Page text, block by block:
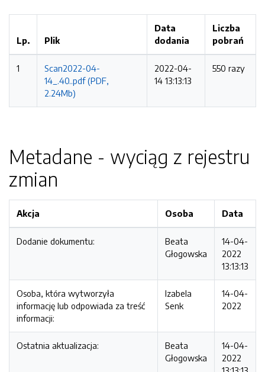
Lp. Plik
Data
dodania
Liczba
pobrań
1
Scan2022-04-
14_.40..pdf (PDF,
2.24Mb)
2022-04-
14 13:13:13
550 razy
Metadane - wyciąg z rejestru
zmian
Akcja Osoba Data
Dodanie dokumentu:
Beata
Głogowska
14-04-
2022
13:13:13
Osoba, która wytworzyła
informację lub odpowiada za treść
informacji:
Izabela
Senk
14-04-
2022
Ostatnia aktualizacja:
Beata
Głogowska
14-04-
2022